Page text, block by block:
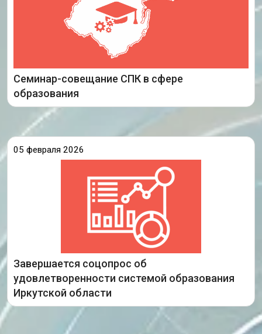
Семинар-совещание СПК в сфере
образования
Подробнее
05 февраля 2026
Завершается соцопрос об
удовлетворенности системой образования
Иркутской области
проводится
ежегодный социологический опрос об
удовлетворенности системой образования
На вопросы анкеты уже
ответили 203 320 человек из 1967
образовательных организаций региона и их